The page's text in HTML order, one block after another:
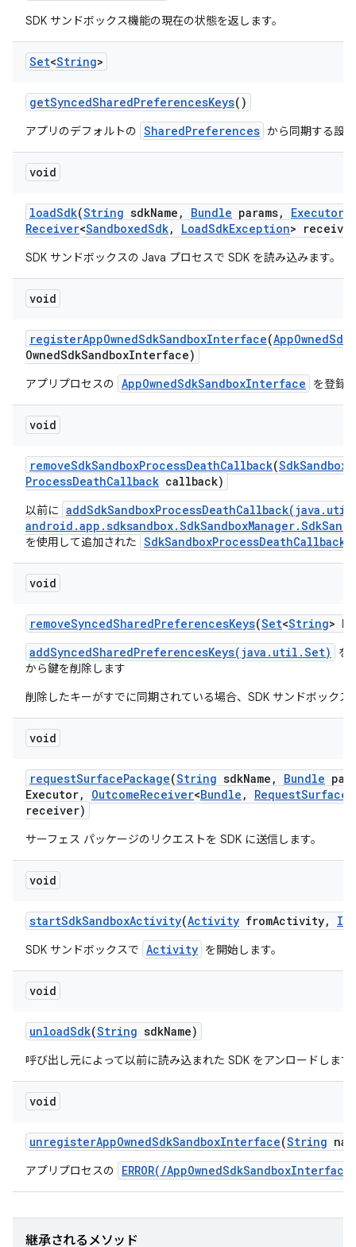
SDK サンドボックス機能の現在の状態を返します。
Set<String>
getSyncedSharedPreferencesKeys()
アプリのデフォルトの SharedPreferences から同期する設
void
loadSdk(String sdkName , Bundle params, Executor
Receiver<SandboxedSdk, LoadSdkException>
SDK サンドボックスの Java プロセスで SDK を読み込みます。
void
registerAppOwnedSdkSandboxInterface(AppOwnedSdk
OwnedSdkSandboxInterface)
アプリプロセスの AppOwnedSdkSandboxInterface を登録
void
removeSdkSandboxProcessDeathCallback(SdkSandbox
ProcessDeathCallback callback)
以前に
を使用して追加された SdkSandboxProcessDeathCallback
void
removeSyncedSharedPreferencesKeys(Set<String>
addSyncedSharedPreferencesKeys(java.util.Set)
を
から鍵を削除します
削除したキーがすでに同期されている場合、SDK サンドボックス
void
requestSurfacePackage(String sdkName , Bundle
Executor, OutcomeReceiver<Bundle , RequestSurface
receiver)
サーフェス パッケージのリクエストを SDK に送信します。
void
startSdkSandboxActivity(Activity fromActivity,
SDK サンドボックスで Activity を開始します。
void
unloadSdk(String sdkName)
呼び出し元によって以前に読み込まれた SDK をアンロードします
void
unregisterAppOwnedSdkSandboxInterface(String
アプリプロセスの ERROR(/
継承されるメソッド